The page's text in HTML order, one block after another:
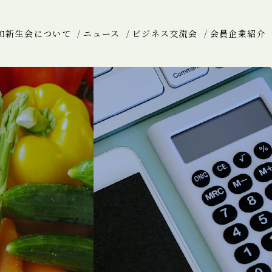
新生会について ニュース ビジネス交流会 会員企業紹介